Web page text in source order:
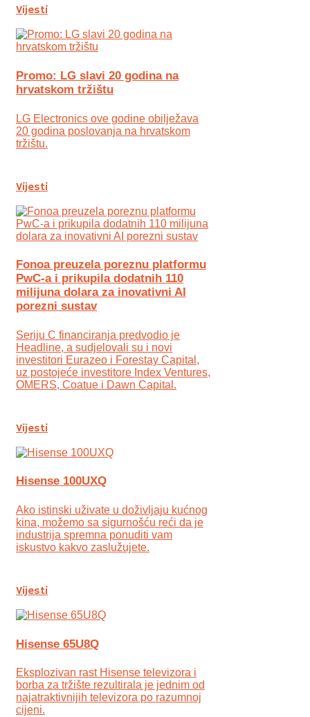
Vijesti
Promo: LG slavi 20 godina na
hrvatskom tržištu
LG Electronics ove godine obilježava
20 godina poslovanja na hrvatskom
tržištu.
Vijesti
Fonoa preuzela poreznu platformu
PwC-a i prikupila dodatnih 110
milijuna dolara za inovativni AI
porezni sustav
Seriju C financiranja predvodio je
Headline, a sudjelovali su i novi
investitori Eurazeo i Forestay Capital,
uz postojeće investitore Index Ventures,
OMERS, Coatue i Dawn Capital.
Vijesti
Hisense 100UXQ
Ako istinski uživate u doživljaju kućnog
kina, možemo sa sigurnošću reći da je
industrija spremna ponuditi vam
iskustvo kakvo zaslužujete.
Vijesti
Hisense 65U8Q
Eksplozivan rast Hisense televizora i
borba za tržište rezultirala je jednim od
najatraktivnijih televizora po razumnoj
cijeni.